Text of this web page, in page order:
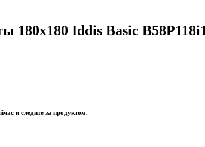
180х180 Iddis Basic
и следите за продуктом.